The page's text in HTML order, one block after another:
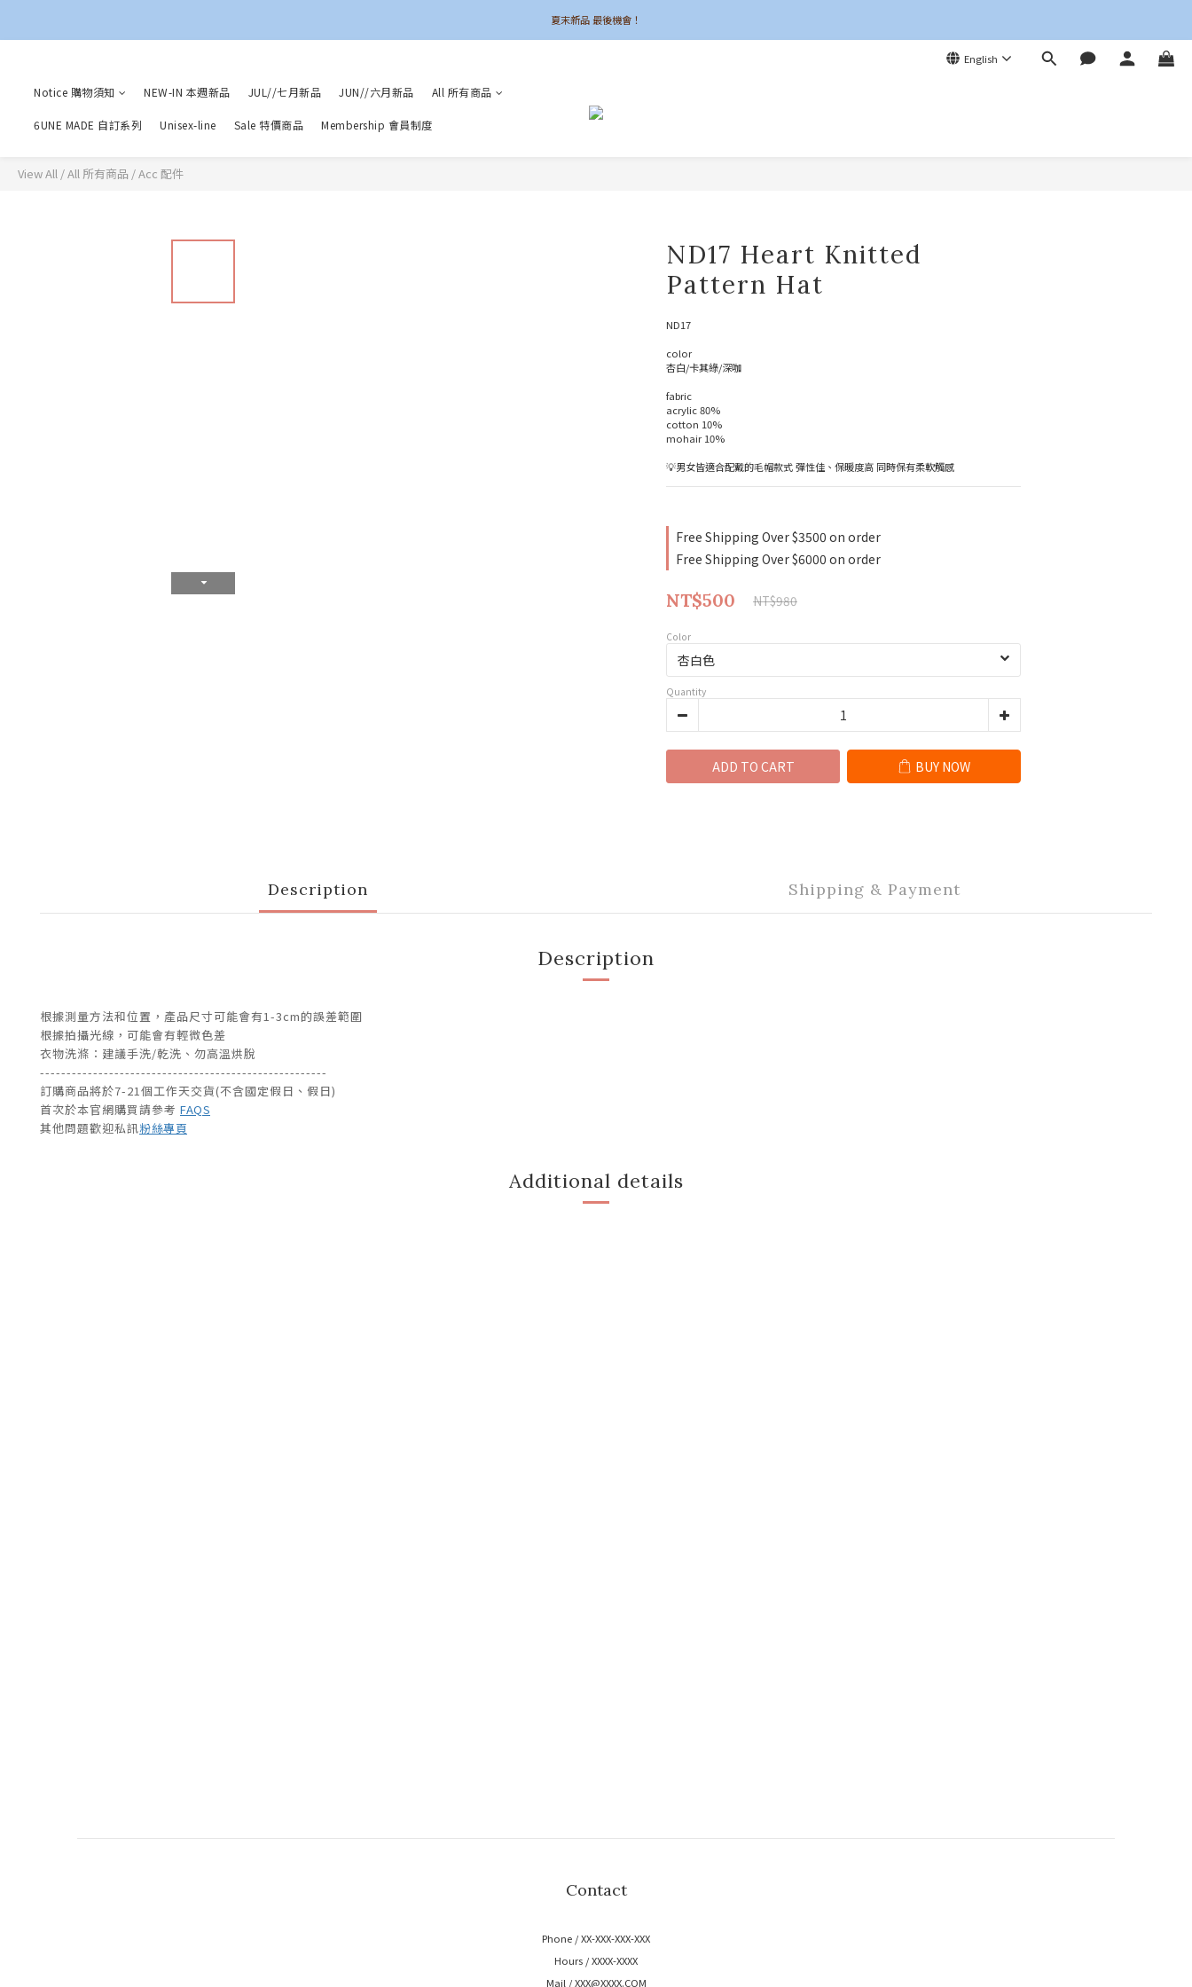
夏末新品 最後機會！
夏末新品 最後機會！
English
Notice 購物須知 NEW-IN 本週新品 JUL//七月新品 JUN//六月新品 All 所有商品
6UNE MADE 自訂系列 Unisex-line Sale 特價商品 Membership 會員制度
View All /All 所有商品 /Acc 配件
ND17 Heart Knitted
Pattern Hat
ND17
color
杏白/卡其綠/深咖
fabric
acrylic 80%
cotton 10%
mohair 10%
💡男女皆適合配戴的毛帽款式 彈性佳、保暖度高 同時保有柔軟觸感
Free Shipping Over $3500 on order
Free Shipping Over $6000 on order
NT$500 NT$980
Color
Quantity
ADD TO CART BUY NOW
Description Shipping & Payment
Description
根據測量方法和位置，產品尺寸可能會有1-3cm的誤差範圍
根據拍攝光線，可能會有輕微色差
衣物洗滌：建議手洗/乾洗、勿高溫烘脫
------------------------------------------------------
訂購商品將於7-21個工作天交貨(不含國定假日、假日)
首次於本官網購買請參考 FAQS
其他問題歡迎私訊粉絲專頁
Additional details
Contact
Phone / XX-XXX-XXX-XXX
Hours / XXXX-XXXX
Mail / XXX@XXXX.COM